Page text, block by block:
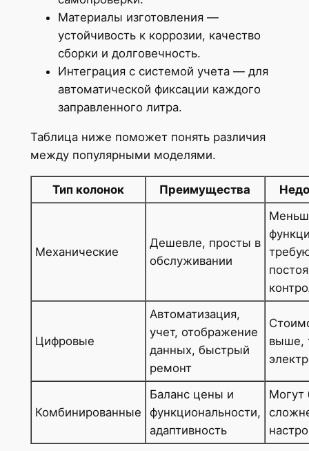
Материалы изготовления —
устойчивость к коррозии, качество
сборки и долговечность.
Интеграция с системой учета — для
автоматической фиксации каждого
заправленного литра.
Таблица ниже поможет понять различия
между популярными моделями.
Тип колонок Преимущества
Механические
Дешевле, просты в
обслуживании
Цифровые
Автоматизация,
учет, отображение
данных, быстрый
ремонт
выше,
Комбинированные
Баланс цены и
функциональности,
адаптивность
Могут